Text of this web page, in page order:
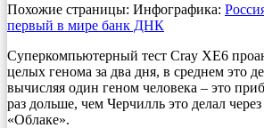
Похожие страницы: Инфографика:
первый в мире банк ДНК
Суперкомпьютерный тест Cray XE6
целых генома за два дня, в среднем это
вычисляя один геном человека – это
раз дольше, чем Черчилль это делал
«Облаке».